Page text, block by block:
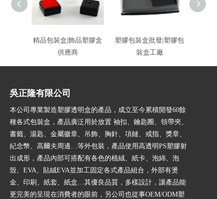
精品包裝盒|飾品塑膠盒
供應商
塑膠包裝盒批發|塑膠包
裝盒工廠
吳正隆有限公司
本公司專業製造塑膠透明盒的產品，成立至今累積開發60餘
種各式包裝盒，產品廣泛用於放置 袖扣、鑰匙圈、領帶夾、
書籤、湯匙、金屬徽章、吊飾、胸針、項鏈、戒指、獎章、
紀念幣、高爾夫周邊…等外包裝，產品使用高透明PS塑膠射
出成形，產品內部可搭配有各色的植絨、紙卡、泡綿、泡
殼、EVA、貼絨EVA並加工固定各式產品組合，外部有燙
金、印刷、紙套、紙盒…其優良品質，多樣設計，讓產品能
更完美的呈現在消費者的眼前，另公司也從事OEM/ODM塑